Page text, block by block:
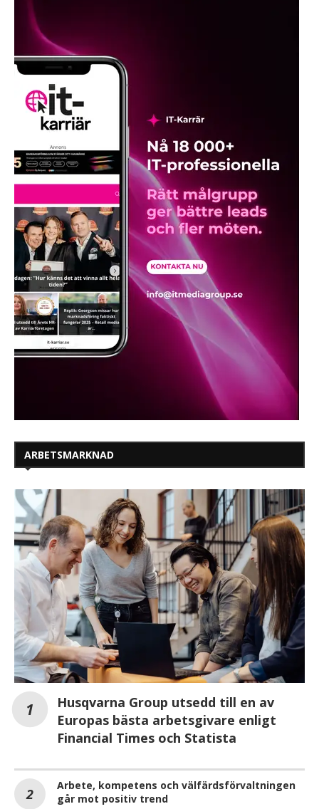
ARBETSMARKNAD
Husqvarna Group utsedd till en av
Europas bästa arbetsgivare enligt
Financial Times och Statista
Arbete, kompetens och välfärdsförvaltningen
går mot positiv trend